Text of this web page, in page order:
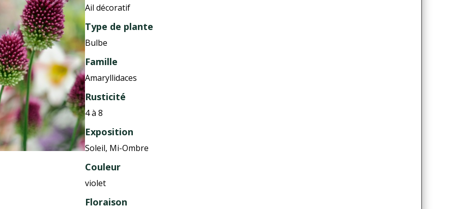
Ail décoratif
Type de plante
Bulbe
Famille
Amaryllidaces
Rusticité
4 à 8
Exposition
Soleil, Mi-Ombre
Couleur
violet
Floraison